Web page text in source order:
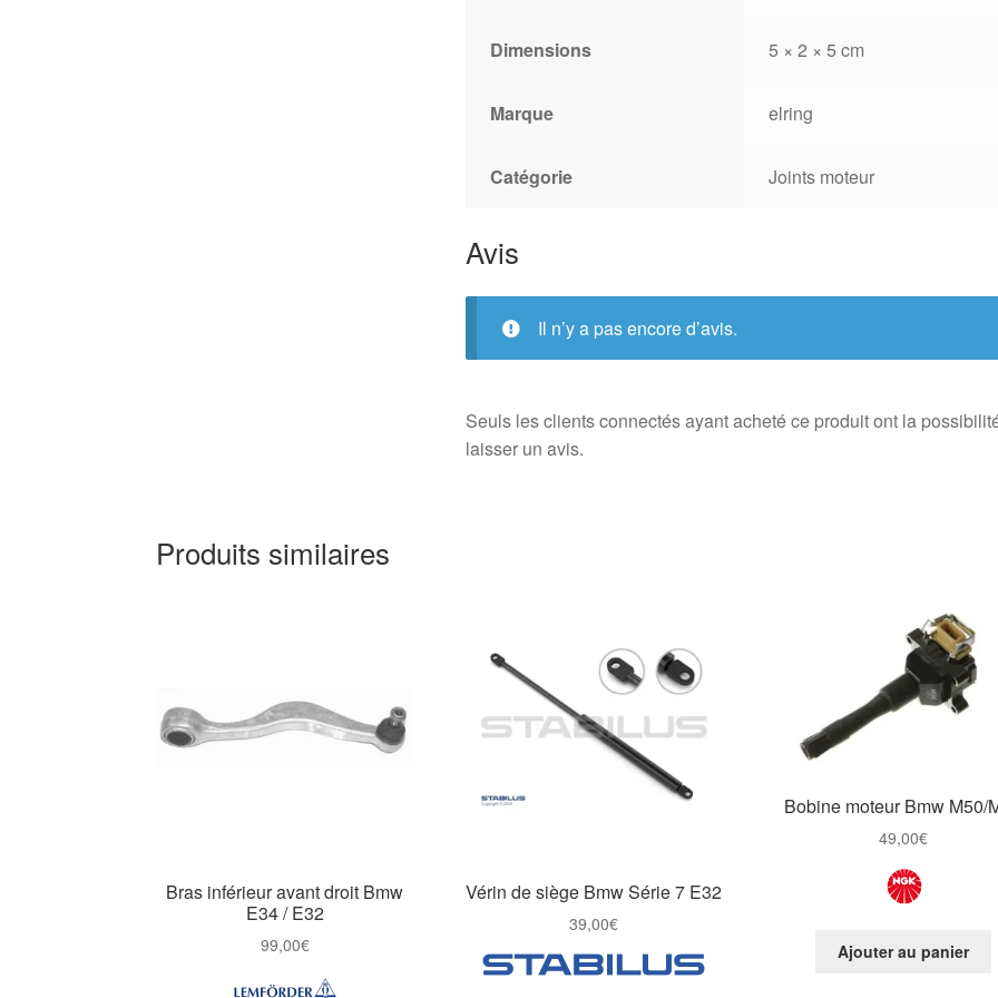
Dimensions 5 × 2 × 5 cm
Marque elring
Catégorie Joints moteur
Avis
Il n’y a pas encore d’avis.
Seuls les clients connectés ayant acheté ce produit ont la
laisser un avis.
Produits similaires
Bras inférieur avant droit Bmw
E34 / E32
99,00€
Vérin de siège Bmw Série 7 E32
39,00€
Bobine moteur Bmw M50/
49,00€
Ajouter au panier